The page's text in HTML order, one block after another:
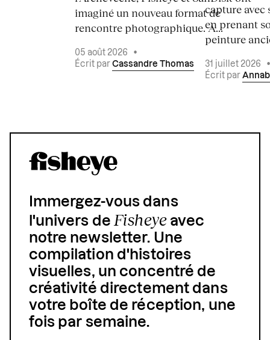
imaginé un nouveau format de
rencontre photographique. À...
05 août 2026
•
Écrit par Cassandre Thomas
capture avec
en prenant
peinture
31 juillet 2026
Écrit par
Immergez-vous dans
l'univers de Fisheyeavec
notre newsletter. Une
compilation d'histoires
visuelles, un concentré de
créativité directement dans
votre boîte de réception, une
fois par semaine.